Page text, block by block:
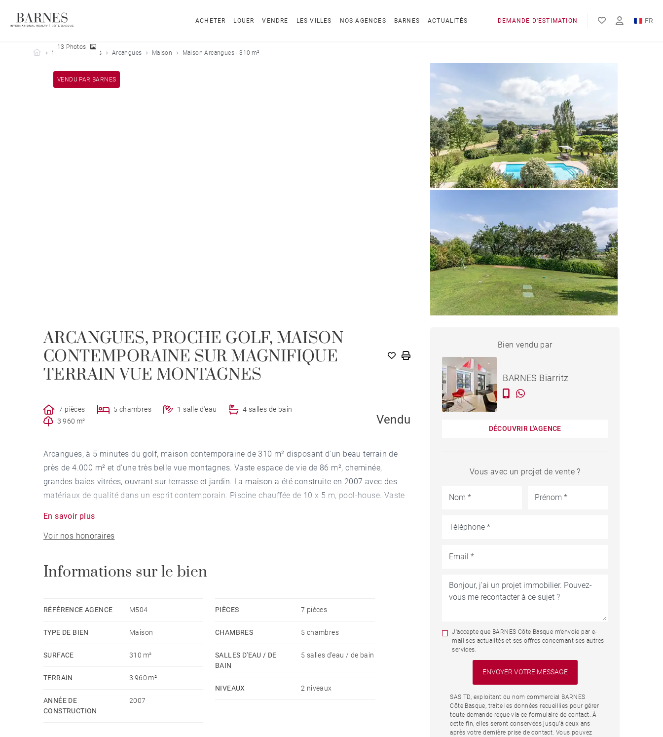
ACHETER LOUER VENDRE LES VILLES NOS AGENCES BARNES ACTUALITÉS DEMANDE D'ESTIMATION FR
EN
Barnes Côte Basque
Nos biens vendus Arcangues Maison Maison Arcangues - 310 m²
VENDU PAR BARNES
13 Photos
ARCANGUES, PROCHE GOLF, MAISON
CONTEMPORAINE SUR MAGNIFIQUE
TERRAIN VUE MONTAGNES
7 pièces 5 chambres 1 salle d'eau
4 salles de bain
3 960 m²
Vendu
Arcangues, à 5 minutes du golf, maison contemporaine de 310 m² disposant d'un beau terrain de
près de 4.000 m² et d'une très belle vue montagnes. Vaste espace de vie de 86 m², cheminée,
grandes baies vitrées, ouvrant sur terrasse et jardin. La maison a été construite en 2007 avec des
matériaux de qualité dans un esprit contemporain. Piscine chauffée de 10 x 5 m, pool-house. Vaste
En savoir plus
Voir nos honoraires
Informations sur le bien
RÉFÉRENCE AGENCE M504
TYPE DE BIEN Maison
SURFACE 310 m²
TERRAIN 3 960 m²
ANNÉE DE
CONSTRUCTION
2007
PIÈCES 7 pièces
CHAMBRES 5 chambres
SALLES D'EAU / DE
BAIN
5 salles d'eau / de bain
NIVEAUX 2 niveaux
MAISON ARCANGUES -
310 M²
Bien vendu par
BARNES Biarritz
DÉCOUVRIR L'AGENCE
Vous avec un projet de vente ?
J'accepte que BARNES Côte Basque m'envoie par e-
mail ses actualités et ses offres concernant ses autres
services.
SAS TD, exploitant du nom commercial BARNES
Côte Basque, traite les données recueillies pour gérer
toute demande reçue via ce formulaire de contact. À
cette fin, elles seront conservées jusqu’à deux ans
après votre dernière prise de contact. Vous pouvez